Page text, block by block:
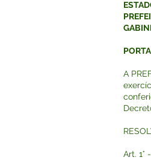
A
Art. 1°